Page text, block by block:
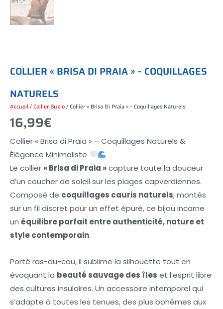
COLLIER « BRISA DI PRAIA » – COQUILLAGES
NATURELS
Accueil /Collier Buzio/ Collier « Brisa Di Praia » – Coquillages Naturels
16,99€
Collier « Brisa di Praia » – Coquillages Naturels &
Élégance Minimaliste
Le collier « Brisa di Praia »capture toute la douceur
d’un coucher de soleil sur les plages capverdiennes.
Composé de coquillages cauris naturels, montés
sur un fil discret pour un effet épuré, ce bijou incarne
un équilibre parfait entre authenticité, nature et
style contemporain.
Porté ras-du-cou, il sublime la silhouette tout en
évoquant la beauté sauvage des îles et l’esprit libre
des cultures insulaires. Un accessoire intemporel qui
s’adapte à toutes les tenues, des plus bohèmes aux